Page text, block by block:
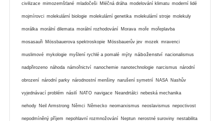
civilizace mimozemšťané mladočeši Mléčná dráha modelování klimatu moderní lidé
mojmírovci molekulární biologie molekulární genetika molekulární stroje molekuly
morálka morální dilemata morální rozhodování Morava moře mořeplavba
mosasauři Mössbauerova spektroskopie Mössbauerův jev mozek mravenci
muslimové mykologie myšlení rychlé a pomalé mýty náboženství nacionalismus
nadpřirozeno náhoda námořnictví nanochemie nanotechnologie narcismus národní
obrození národní parky národnostní menšiny narušení symetrií NASA Nashův
vyjednávací problém násilí NATO navigace Neandrtálci nebeská mechanika
nehody Neil Armstrong Němci Německo neomarxismus neoslavismus nepoctivost
nepodmíněný příjem nepohlavní rozmnožování Neptun nerostné suroviny nestabilita